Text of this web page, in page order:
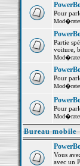
Pour
Partie
voiture,
Pour
Pour
Bureau mobile
Vous
avec un